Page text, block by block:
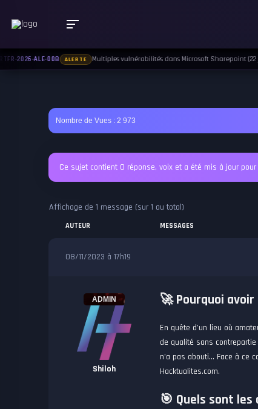
Nombre de Vues : 2 973
Ce sujet contient 0 réponse, voix et a été mis à jour
Affichage de 1 message (sur 1 au total)
AUTEUR MESSAGES
08/11/2023 à 17h19
ADMIN
Shiloh
🚀 Pourquoi avoir
En quête d’un lieu où
de qualité sans
n’a pas abouti… Face à ce
Hacktualites.com.
🎯 Quels sont
2026-ALE-008 ALERTE Multiples vulnérabilités dans Microsoft Sharepoint (22